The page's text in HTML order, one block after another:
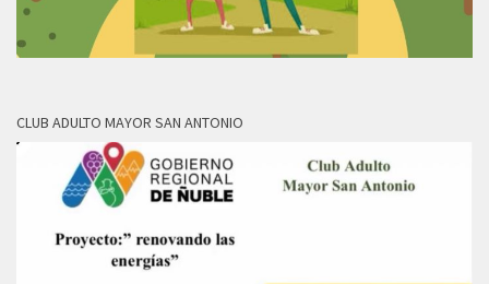
CLUB ADULTO MAYOR SAN ANTONIO